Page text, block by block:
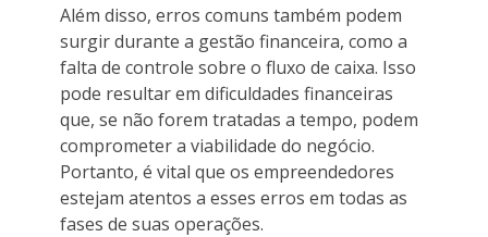
Além disso, erros comuns também podem
surgir durante a gestão financeira, como a
falta de controle sobre o fluxo de caixa. Isso
pode resultar em dificuldades financeiras
que, se não forem tratadas a tempo, podem
comprometer a viabilidade do negócio.
Portanto, é vital que os empreendedores
estejam atentos a esses erros em todas as
fases de suas operações.